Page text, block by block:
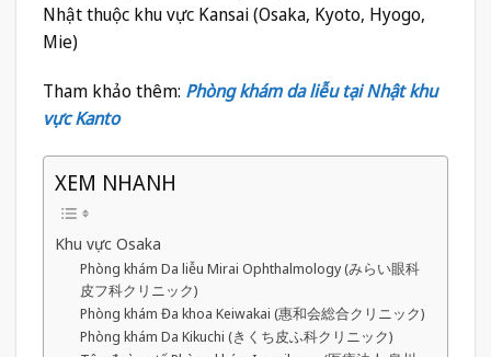
Nhật thuộc khu vực Kansai (Osaka, Kyoto, Hyogo,
Mie)
Tham khảo thêm: Phòng khám da liễu tại Nhật khu
vực Kanto
XEM NHANH
Khu vực Osaka
Phòng khám Da liễu Mirai Ophthalmology (みらい眼科
皮フ科クリニック)
Phòng khám Đa khoa Keiwakai (惠和会総合クリニック)
Phòng khám Da Kikuchi (きくち皮ふ科クリニック)